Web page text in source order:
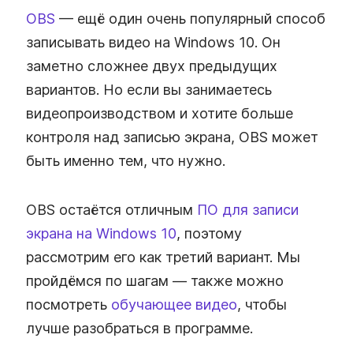
OBS — ещё один очень популярный способ
записывать видео на Windows 10. Он
заметно сложнее двух предыдущих
вариантов. Но если вы занимаетесь
видеопроизводством и хотите больше
контроля над записью экрана, OBS может
быть именно тем, что нужно.
OBS остаётся отличным ПО для записи
экрана на Windows 10, поэтому
рассмотрим его как третий вариант. Мы
пройдёмся по шагам — также можно
посмотреть обучающее видео, чтобы
лучше разобраться в программе.